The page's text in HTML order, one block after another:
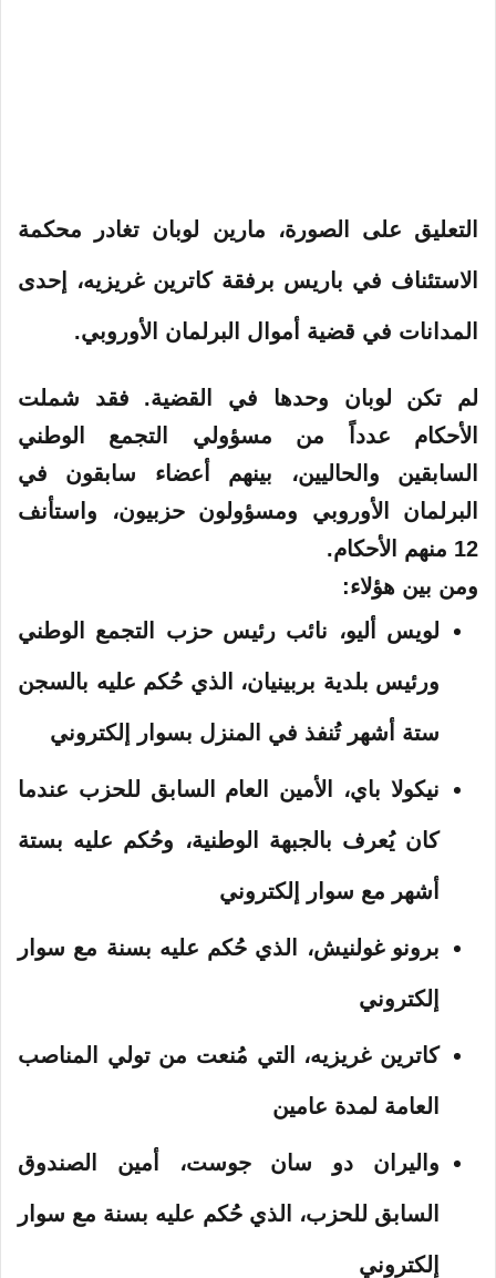
التعليق على الصورة، مارين لوبان تغادر محكمة
الاستئناف في باريس برفقة كاترين غريزيه، إحدى
المدانات في قضية أموال البرلمان الأوروبي.
لم تكن لوبان وحدها في القضية. فقد شملت
الأحكام عدداً من مسؤولي التجمع الوطني
السابقين والحاليين، بينهم أعضاء سابقون في
البرلمان الأوروبي ومسؤولون حزبيون، واستأنف
12 منهم الأحكام.
ومن بين هؤلاء:
لويس أليو، نائب رئيس حزب التجمع الوطني
ورئيس بلدية بربينيان، الذي حُكم عليه بالسجن
ستة أشهر تُنفذ في المنزل بسوار إلكتروني
نيكولا باي، الأمين العام السابق للحزب عندما
كان يُعرف بالجبهة الوطنية، وحُكم عليه بستة
أشهر مع سوار إلكتروني
برونو غولنيش، الذي حُكم عليه بسنة مع سوار
إلكتروني
كاترين غريزيه، التي مُنعت من تولي المناصب
العامة لمدة عامين
واليران دو سان جوست، أمين الصندوق
السابق للحزب، الذي حُكم عليه بسنة مع سوار
إلكتروني